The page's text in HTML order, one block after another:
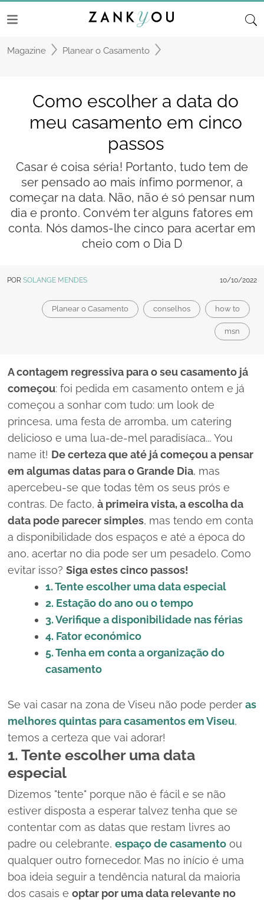
Magazine Planear o Casamento
Como escolher a data do
meu casamento em cinco
passos
Casar é coisa séria! Portanto, tudo tem de
ser pensado ao mais ínfimo pormenor, a
começar na data. Não, não é só pensar num
dia e pronto. Convém ter alguns fatores em
conta. Nós damos-lhe cinco para acertar em
cheio com o Dia D
POR SOLANGE MENDES 10/10/2022
Planear o Casamento conselhos how to
msn
A contagem regressiva para o seu casamento já
começou: foi pedida em casamento ontem e já
começou a sonhar com tudo: um look de
princesa, uma festa de arromba, um catering
delicioso e uma lua-de-mel paradisíaca... You
name it! De certeza que até já começou a pensar
em algumas datas para o Grande Dia, mas
apercebeu-se que todas têm os seus prós e
contras. De facto, à primeira vista, a escolha da
data pode parecer simples, mas tendo em conta
a disponibilidade dos espaços e até a época do
ano, acertar no dia pode ser um pesadelo. Como
evitar isso? Siga estes cinco passos!
1. Tente escolher uma data especial
2. Estação do ano ou o tempo
3. Verifique a disponibilidade nas férias
4. Fator económico
5. Tenha em conta a organização do
casamento
Se vai casar na zona de Viseu não pode perder as
melhores quintas para casamentos em Viseu,
temos a certeza que vai adorar!
1. Tente escolher uma data
especial
Dizemos "tente" porque não é fácil e se não
estiver disposta a esperar talvez tenha que se
contentar com as datas que restam livres ao
padre ou celebrante, espaço de casamento ou
qualquer outro fornecedor. Mas no início é uma
boa ideia seguir a tendência natural da maioria
dos casais e optar por uma data relevante no